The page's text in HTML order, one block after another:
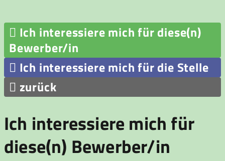
 Ich interessiere mich für diese(n)
Bewerber/in
 Ich interessiere mich für die Stelle
 zurück
Ich interessiere mich für
diese(n) Bewerber/in